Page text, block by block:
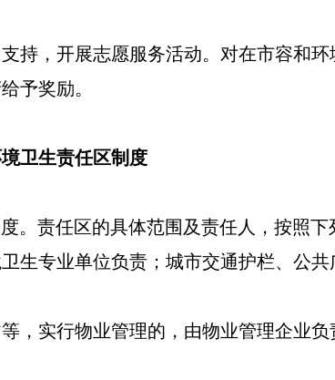
持，开展志愿服务活动。对在市容和环
予奖励。
卫生责任区制度
。责任区的具体范围及责任人，按照下
生专业单位负责； 城市交通护栏、公共
，实行物业管理的，由物业管理企业